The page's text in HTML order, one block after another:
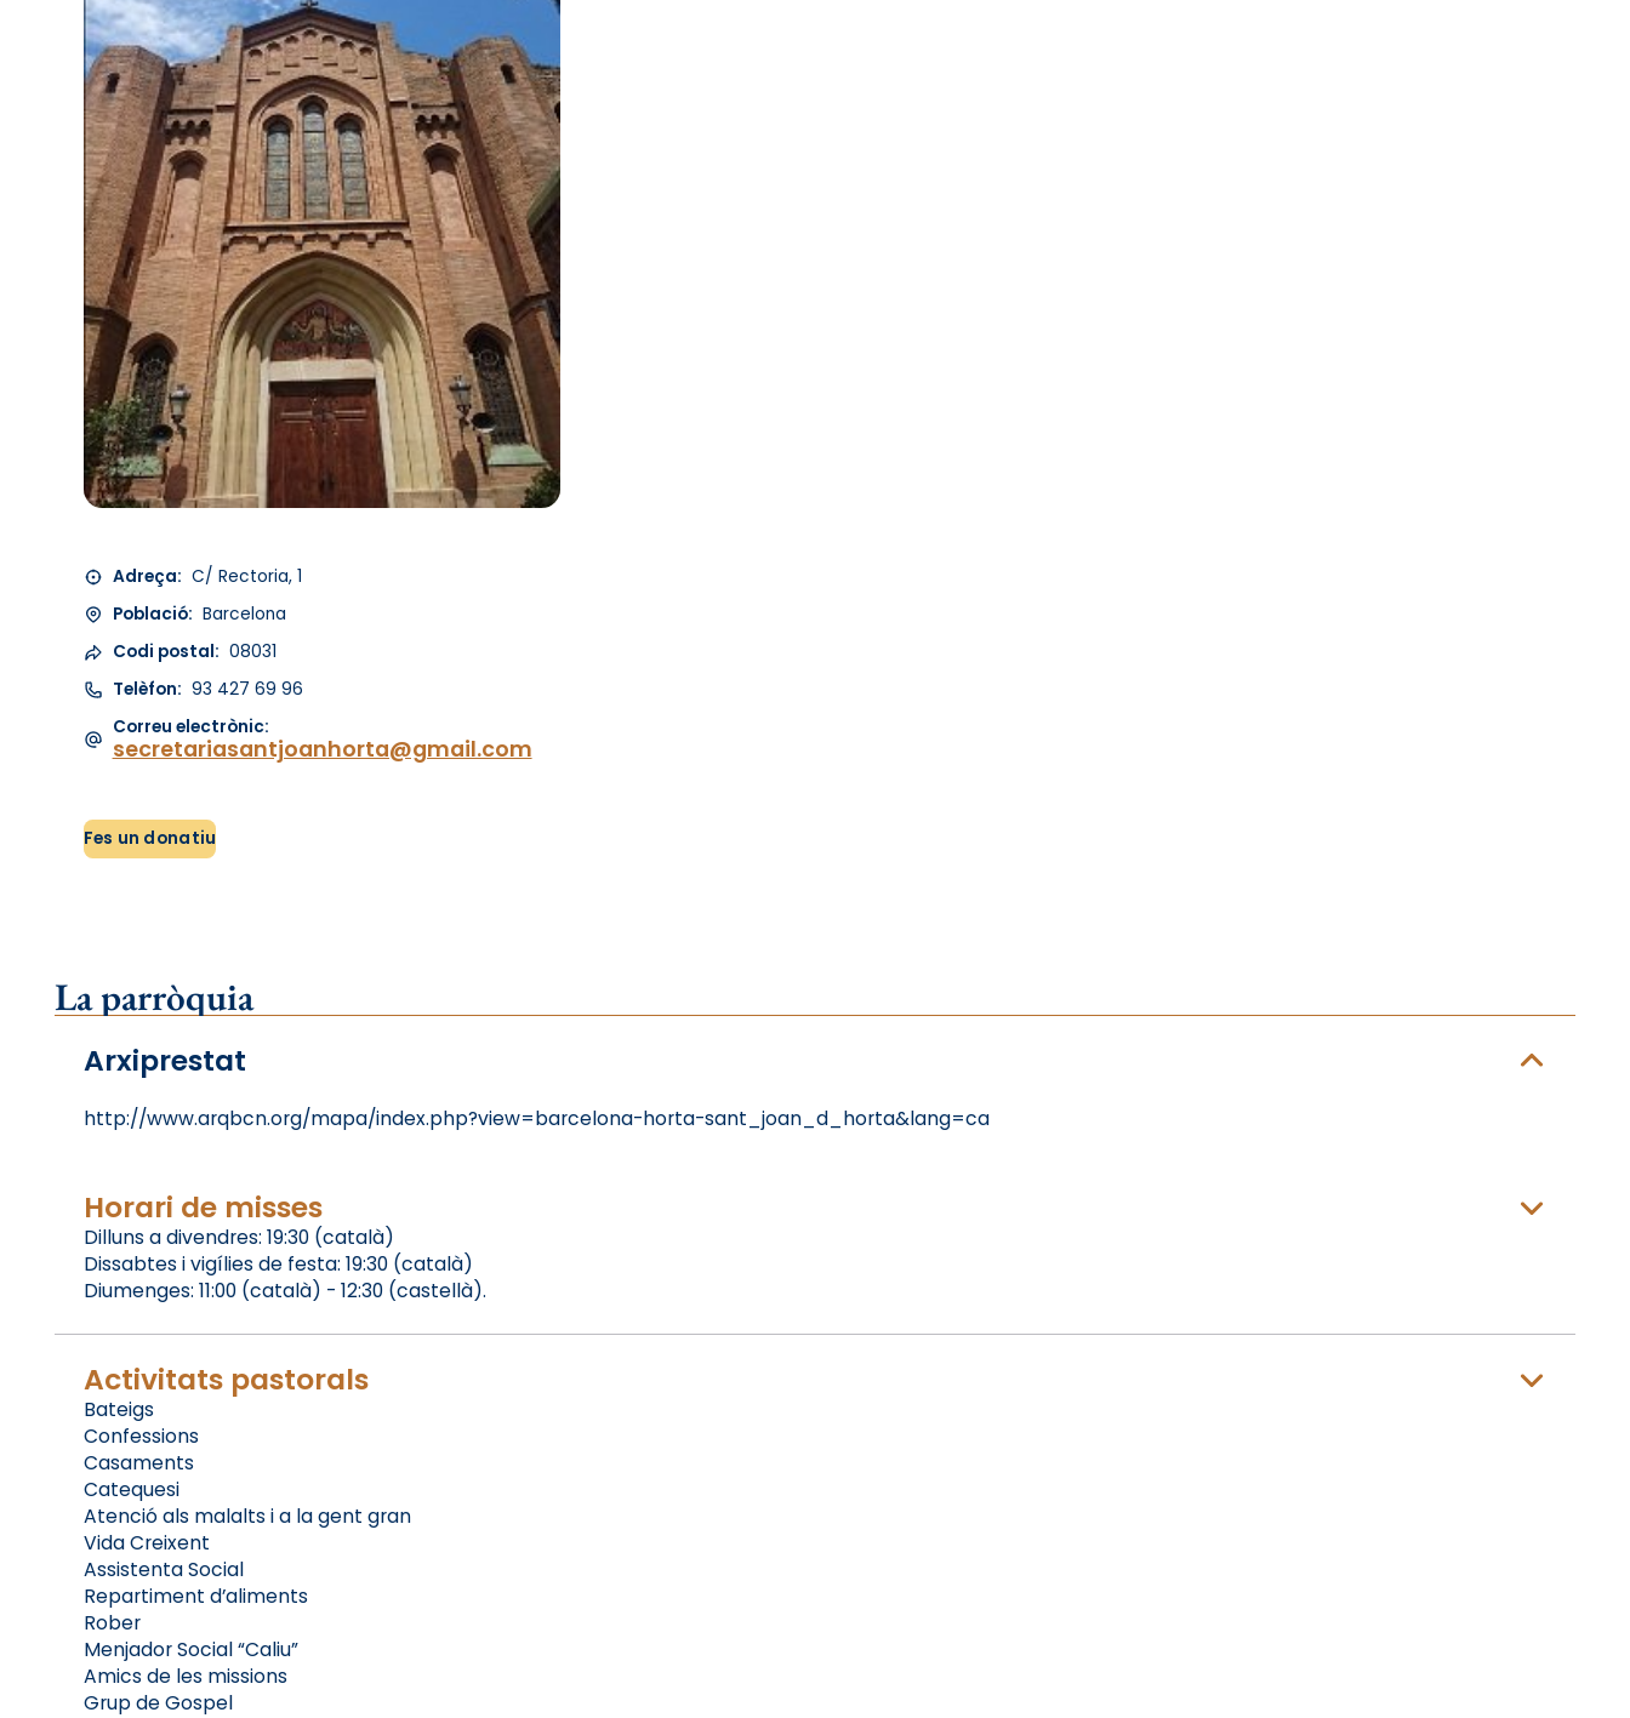
Adreça: C/ Rectoria, 1
Població: Barcelona
Codi postal: 08031
Telèfon: 93 427 69 96
Correu electrònic:
secretariasantjoanhorta@gmail.com
Fes un donatiu
La parròquia
Arxiprestat
http://www.arqbcn.org/mapa/index.php?view=barcelona-horta-sant_joan_d_horta&lang=ca
Horari de misses
Dilluns a divendres: 19:30 (català)
Dissabtes i vigílies de festa: 19:30 (català)
Diumenges: 11:00 (català) - 12:30 (castellà).
Activitats pastorals
Bateigs
Confessions
Casaments
Catequesi
Atenció als malalts i a la gent gran
Vida Creixent
Assistenta Social
Repartiment d’aliments
Rober
Menjador Social “Caliu”
Amics de les missions
Grup de Gospel